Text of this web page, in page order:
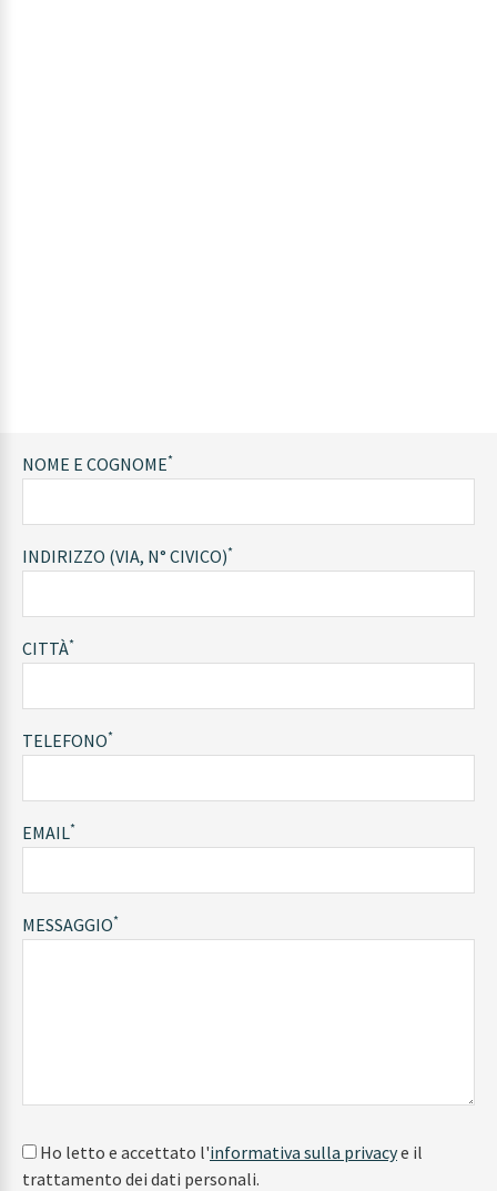
NOME E COGNOME*
INDIRIZZO (VIA, N° CIVICO)*
CITTÀ*
TELEFONO*
EMAIL*
MESSAGGIO*
Ho letto e accettato l'informativa sulla privacye il
trattamento dei dati personali.